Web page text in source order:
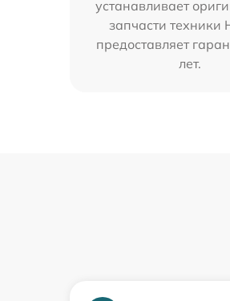
устанавливает
запчасти техники
предоставляет
лет.